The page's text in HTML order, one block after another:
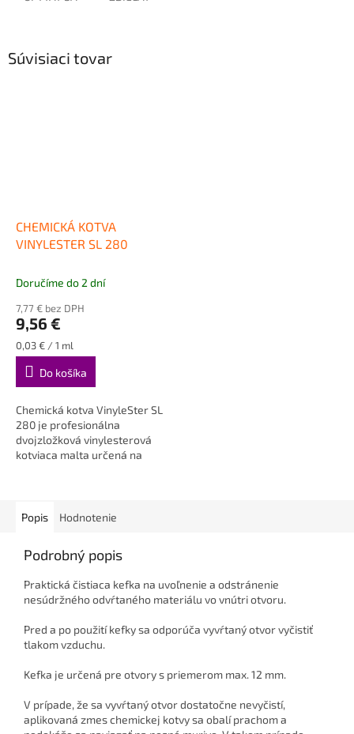
Súvisiaci tovar
CHEMICKÁ KOTVA
VINYLESTER SL 280
Doručíme do 2 dní
7,77 € bez DPH
9,56 €
Jednotková
cena:
0,03 € / 1 ml
Do košíka
Chemická kotva VinyleSter SL
280 je profesionálna
dvojzložková vinylesterová
kotviaca malta určená na
Popis Hodnotenie
Podrobný popis
Praktická čistiaca kefka na uvoľnenie a odstránenie
nesúdržného odvŕtaného materiálu vo vnútri otvoru.
Pred a po použití kefky sa odporúča vyvŕtaný otvor vyčistiť
tlakom vzduchu.
Kefka je určená pre otvory s priemerom max. 12 mm.
V prípade, že sa vyvŕtaný otvor dostatočne nevyčistí,
aplikovaná zmes chemickej kotvy sa obalí prachom a